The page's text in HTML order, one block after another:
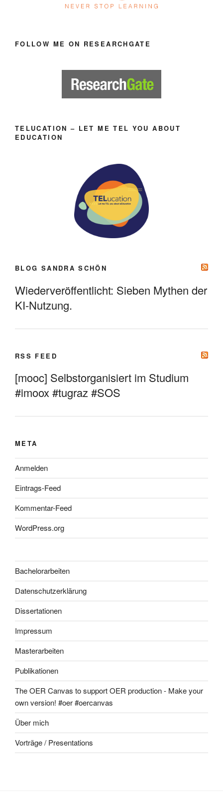
FOLLOW ME ON RESEARCHGATE
TELUCATION – LET ME TEL YOU ABOUT
EDUCATION
BLOG SANDRA SCHÖN
Wiederveröffentlicht: Sieben Mythen der
KI-Nutzung.
RSS FEED
[mooc] Selbstorganisiert im Studium
#imoox #tugraz #SOS
META
Anmelden
Eintrags-Feed
Kommentar-Feed
WordPress.org
Bachelorarbeiten
Datenschutzerklärung
Dissertationen
Impressum
Masterarbeiten
Publikationen
The OER Canvas to support OER production - Make your
own version! #oer #oercanvas
Über mich
Vorträge / Presentations